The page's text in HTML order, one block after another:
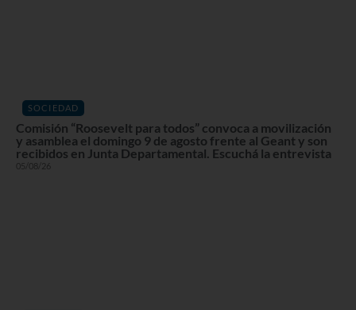
SOCIEDAD
Comisión “Roosevelt para todos” convoca a movilización
y asamblea el domingo 9 de agosto frente al Geant y son
recibidos en Junta Departamental. Escuchá la entrevista
05/08/26